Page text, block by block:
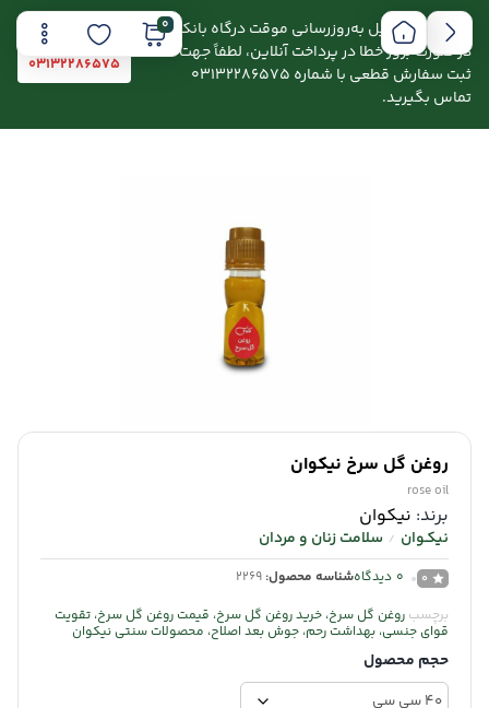
اطلاعیه: به دلیل به‌روزرسانی موقت درگاه بانکی،
در صورت بروز خطا در پرداخت آنلاین، لطفاً جهت
ثبت سفارش قطعی با شماره 03132286575
تماس بگیرید.
03132286575
0
روغن گل سرخ نیکوان
rose oil
برند: نیکوان
نیکـوان / سلامت زنان و مردان
0
0 دیدگاهشناسه محصول: 2269
برچسب روغن گل سرخ، خرید روغن گل سرخ، قیمت روغن گل سرخ، تقویت
قوای جنسی، بهداشت رحم، جوش بعد اصلاح، محصولات سنتی نیکوان
حجم محصول